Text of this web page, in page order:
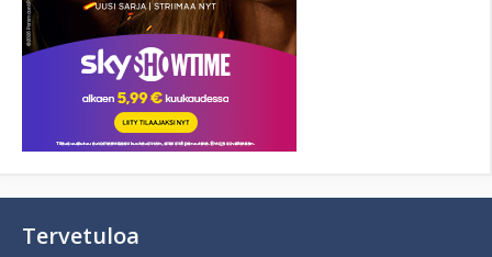
Tervetuloa